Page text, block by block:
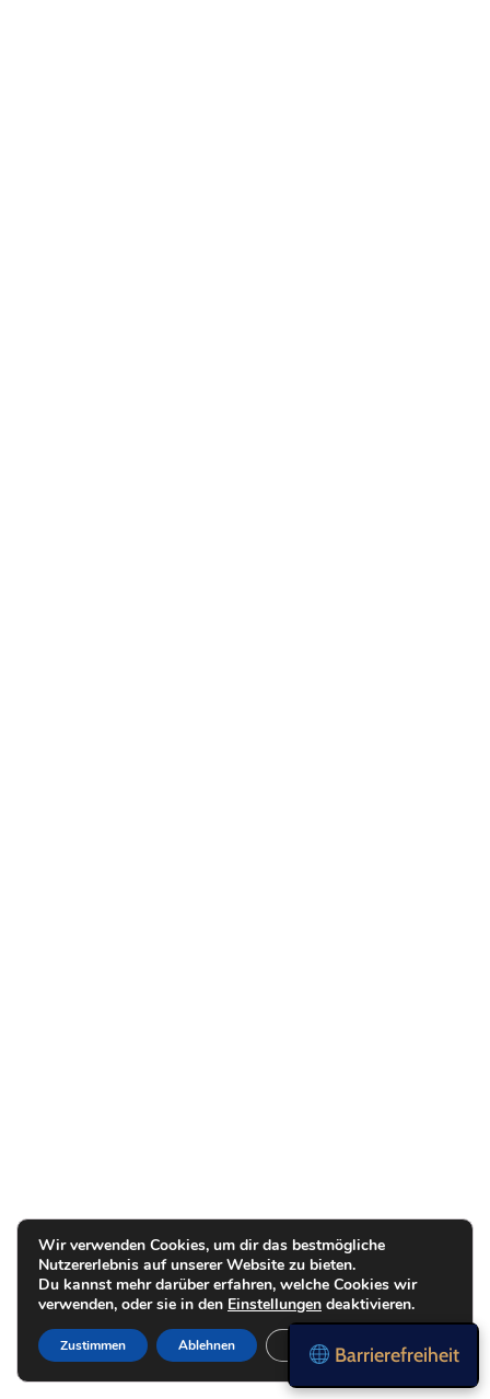
Barrierefreiheit
Wir verwenden Cookies, um dir das bestmögliche
Nutzererlebnis auf unserer Website zu bieten.
Du kannst mehr darüber erfahren, welche Cookies wir
verwenden, oder sie in den Einstellungen deaktivieren.
Zustimmen Ablehnen Einstellungen